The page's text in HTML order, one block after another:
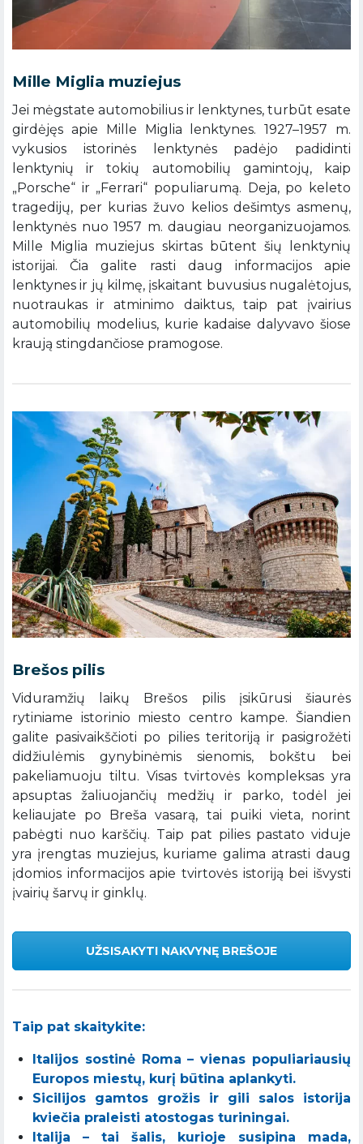
Mille Miglia muziejus
Jei mėgstate automobilius ir lenktynes, turbūt esate
girdėjęs apie Mille Miglia lenktynes. 1927–1957 m.
vykusios istorinės lenktynės padėjo padidinti
lenktynių ir tokių automobilių gamintojų, kaip
„Porsche“ ir „Ferrari“ populiarumą. Deja, po keleto
tragedijų, per kurias žuvo kelios dešimtys asmenų,
lenktynės nuo 1957 m. daugiau neorganizuojamos.
Mille Miglia muziejus skirtas būtent šių lenktynių
istorijai. Čia galite rasti daug informacijos apie
lenktynes ir jų kilmę, įskaitant buvusius nugalėtojus,
nuotraukas ir atminimo daiktus, taip pat įvairius
automobilių modelius, kurie kadaise dalyvavo šiose
kraują stingdančiose pramogose.
Brešos pilis
Viduramžių laikų Brešos pilis įsikūrusi šiaurės
rytiniame istorinio miesto centro kampe. Šiandien
galite pasivaikščioti po pilies teritoriją ir pasigrožėti
didžiulėmis gynybinėmis sienomis, bokštu bei
pakeliamuoju tiltu. Visas tvirtovės kompleksas yra
apsuptas žaliuojančių medžių ir parko, todėl jei
keliaujate po Breša vasarą, tai puiki vieta, norint
pabėgti nuo karščių. Taip pat pilies pastato viduje
yra įrengtas muziejus, kuriame galima atrasti daug
įdomios informacijos apie tvirtovės istoriją bei išvysti
įvairių šarvų ir ginklų.
UŽSISAKYTI NAKVYNĘ BREŠOJE
Taip pat skaitykite:
Italijos sostinė Roma – vienas populiariausių
Europos miestų, kurį būtina aplankyti.
Sicilijos gamtos grožis ir gili salos istorija
kviečia praleisti atostogas turiningai.
Italija – tai šalis, kurioje susipina mada,